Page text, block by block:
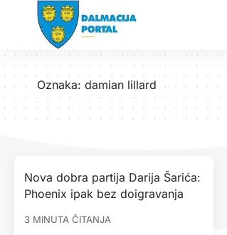
Oznaka: damian lillard
Nova dobra partija Darija Šarića:
Phoenix ipak bez doigravanja
3 MINUTA ČITANJA